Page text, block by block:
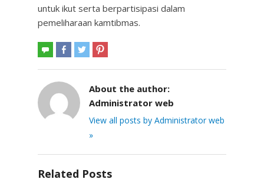
untuk ikut serta berpartisipasi dalam
pemeliharaan kamtibmas.
About the author:
Administrator web
View all posts by Administrator web
»
Related Posts